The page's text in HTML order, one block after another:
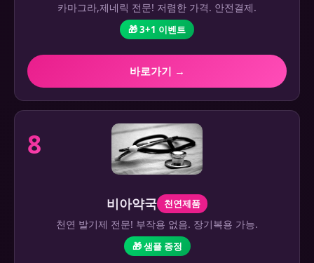
카마그라,제네릭 전문! 저렴한 가격. 안전결제.
🎁 3+1 이벤트
바로가기 →
8
비아약국 천연제품
천연 발기제 전문! 부작용 없음. 장기복용 가능.
🎁 샘플 증정